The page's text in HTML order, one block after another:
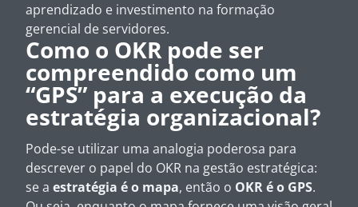
aprendizado e investimento na formação
gerencial de servidores.
Como o OKR pode ser
compreendido como um
“GPS” para a execução da
estratégia organizacional?
Pode-se utilizar uma analogia poderosa para
descrever o papel do OKR na gestão estratégica:
se a estratégia é o mapa, então o OKR é o GPS.